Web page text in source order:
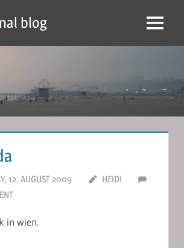
blog Menu
12. AUGUST 2009
HEIDI
in wien.